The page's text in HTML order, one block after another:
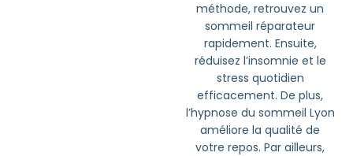
méthode, retrouvez un
sommeil réparateur
rapidement. Ensuite,
réduisez l’insomnie et le
stress quotidien
efficacement. De plus,
l’hypnose du sommeil Lyon
améliore la qualité de
votre repos. Par ailleurs,